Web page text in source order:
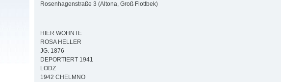
Rosenhagenstraße 3 (Altona, Groß Flottbek)
HIER WOHNTE
ROSA HELLER
JG. 1876
DEPORTIERT 1941
LODZ
1942 CHELMNO